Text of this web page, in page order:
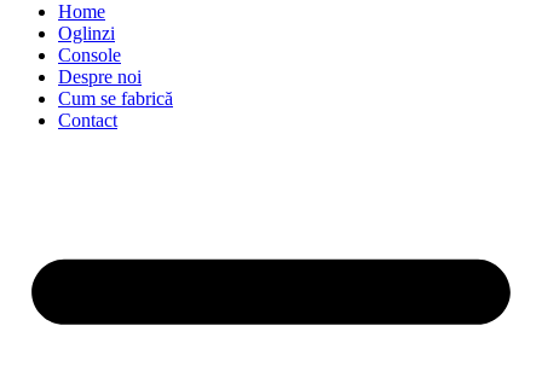
Home
Oglinzi
Console
Despre noi
Cum se fabrică
Contact